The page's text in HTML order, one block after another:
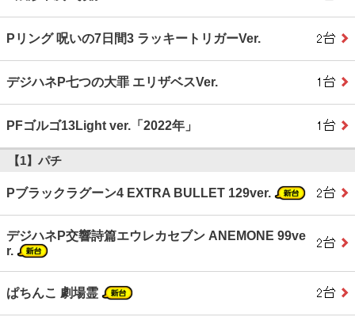
Pリング 呪いの7日間3 ラッキートリガーVer.
デジハネP七つの大罪 エリザベスVer.
PFゴルゴ13Light ver.「2022年」
【1】パチ
Pブラックラグーン4 EXTRA BULLET 129ver.
デジハネP交響詩篇エウレカセブン ANEMONE 99ve
r.
ぱちんこ 劇場霊